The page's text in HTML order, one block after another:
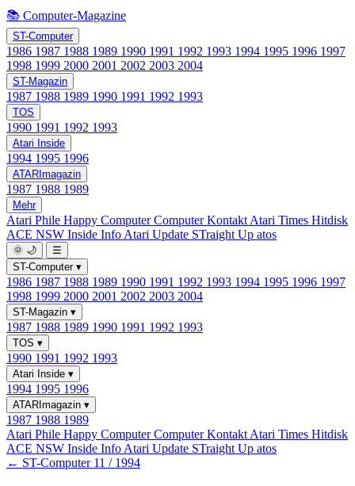
📚 Computer-Magazine
ST-Computer
1986 1987 1988 1989 1990 1991 1992 1993 1994 1995 1996 1997
1998 1999 2000 2001 2002 2003 2004
ST-Magazin
1987 1988 1989 1990 1991 1992 1993
TOS
1990 1991 1992 1993
Atari Inside
1994 1995 1996
ATARImagazin
1987 1988 1989
Mehr
Atari Phile Happy ComputerComputer Kontakt Atari Times Hitdisk
ACE NSW Inside Info Atari Update STraight Up atos
🌞 🌙
☰
ST-Computer ▾
1986 1987 1988 1989 1990 1991 1992 1993 1994 1995 1996 1997
1998 1999 2000 2001 2002 2003 2004
ST-Magazin ▾
1987 1988 1989 1990 1991 1992 1993
TOS ▾
1990 1991 1992 1993
Atari Inside ▾
1994 1995 1996
ATARImagazin ▾
1987 1988 1989
Atari Phile Happy ComputerComputer Kontakt Atari Times Hitdisk
ACE NSW Inside Info Atari Update STraight Up atos
← ST-Computer 11 / 1994